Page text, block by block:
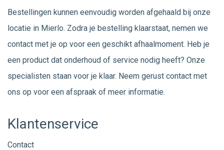
Bestellingen kunnen eenvoudig worden afgehaald bij onze
locatie in Mierlo. Zodra je bestelling klaarstaat, nemen we
contact met je op voor een geschikt afhaalmoment. Heb je
een product dat onderhoud of service nodig heeft? Onze
specialisten staan voor je klaar. Neem gerust contact met
ons op voor een afspraak of meer informatie.
Klantenservice
Contact